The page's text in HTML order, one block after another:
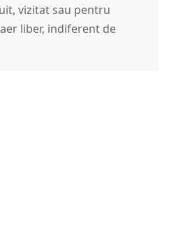
vizitat sau pentru
liber, indiferent de